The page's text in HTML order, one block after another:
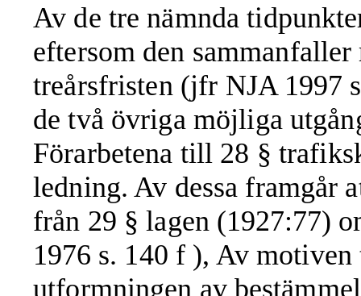
Av de tre nämnda
eftersom den
treårsfristen (jfr NJA 1997
de två övriga möjliga
Förarbetena till 28 §
ledning. Av dessa framgår
från 29 § lagen (1927:77)
1976 s. 140 f ), Av
utformningen av